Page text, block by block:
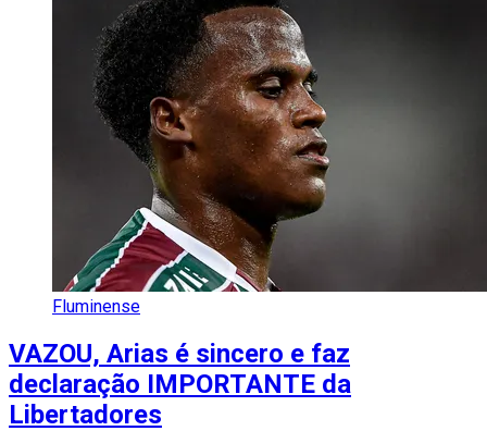
Fluminense
VAZOU, Arias é sincero e faz
declaração IMPORTANTE da
Libertadores